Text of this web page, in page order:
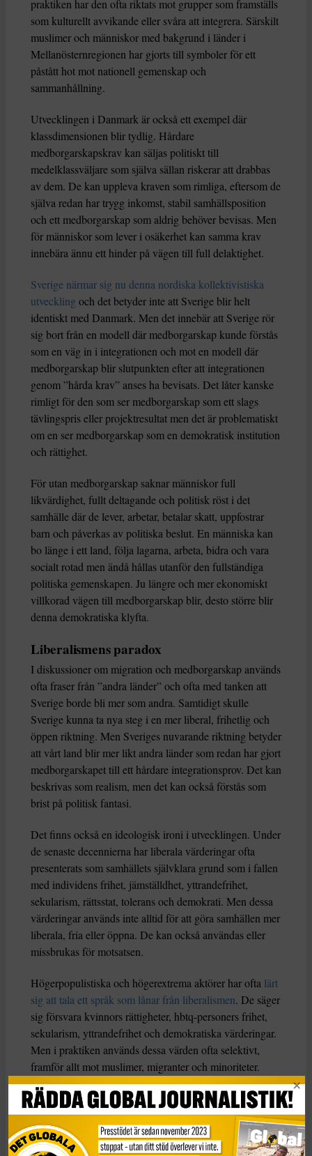
praktiken har den ofta riktats mot grupper som framställs
som kulturellt avvikande eller svåra att integrera. Särskilt
muslimer och människor med bakgrund i länder i
Mellanösternregionen har gjorts till symboler för ett
påstått hot mot nationell gemenskap och
sammanhållning.
Utvecklingen i Danmark är också ett exempel där
klassdimensionen blir tydlig. Hårdare
medborgarskapskrav kan säljas politiskt till
medelklassväljare som själva sällan riskerar att drabbas
av dem. De kan uppleva kraven som rimliga, eftersom de
själva redan har trygg inkomst, stabil samhällsposition
och ett medborgarskap som aldrig behöver bevisas. Men
för människor som lever i osäkerhet kan samma krav
innebära ännu ett hinder på vägen till full delaktighet.
Sverige närmar sig nu denna nordiska kollektivistiska
utveckling och det betyder inte att Sverige blir helt
identiskt med Danmark. Men det innebär att Sverige rör
sig bort från en modell där medborgarskap kunde förstås
som en väg in i integrationen och mot en modell där
medborgarskap blir slutpunkten efter att integrationen
genom ”hårda krav” anses ha bevisats. Det låter kanske
rimligt för den som ser medborgarskap som ett slags
tävlingspris eller projektresultat men det är problematiskt
om en ser medborgarskap som en demokratisk institution
och rättighet.
För utan medborgarskap saknar människor full
likvärdighet, fullt deltagande och politisk röst i det
samhälle där de lever, arbetar, betalar skatt, uppfostrar
barn och påverkas av politiska beslut. En människa kan
bo länge i ett land, följa lagarna, arbeta, bidra och vara
socialt rotad men ändå hållas utanför den fullständiga
politiska gemenskapen. Ju längre och mer ekonomiskt
villkorad vägen till medborgarskap blir, desto större blir
denna demokratiska klyfta.
Liberalismens paradox
I diskussioner om migration och medborgarskap används
ofta fraser från ”andra länder” och ofta med tanken att
Sverige borde bli mer som andra. Samtidigt skulle
Sverige kunna ta nya steg i en mer liberal, frihetlig och
öppen riktning. Men Sveriges nuvarande riktning betyder
att vårt land blir mer likt andra länder som redan har gjort
medborgarskapet till ett hårdare integrationsprov. Det kan
beskrivas som realism, men det kan också förstås som
brist på politisk fantasi.
Det finns också en ideologisk ironi i utvecklingen. Under
de senaste decennierna har liberala värderingar ofta
presenterats som samhällets självklara grund som i fallen
med individens frihet, jämställdhet, yttrandefrihet,
sekularism, rättsstat, tolerans och demokrati. Men dessa
värderingar används inte alltid för att göra samhällen mer
liberala, fria eller öppna. De kan också användas eller
missbrukas för motsatsen.
Högerpopulistiska och högerextrema aktörer har ofta lärt
sig att tala ett språk som lånar från liberalismen. De säger
sig försvara kvinnors rättigheter, hbtq-personers frihet,
sekularism, yttrandefrihet och demokratiska värderingar.
Men i praktiken används dessa värden ofta selektivt,
framför allt mot muslimer, migranter och minoriteter.
På det sättet förvandlas liberalismen från en universell
tanke till en nationell eller etnokulturell taktik. Detta är
särskilt tydligt i anti-muslimsk retorik och politik.Istället
för att försvara liberala friheter för alla används